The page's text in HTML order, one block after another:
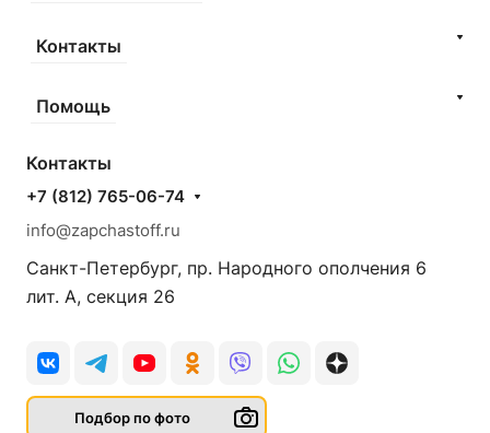
Контакты
Помощь
Контакты
+7 (812) 765-06-74
info@zapchastoff.ru
Санкт-Петербург, пр. Народного ополчения 6
лит. А, секция 26
Подбор по фото